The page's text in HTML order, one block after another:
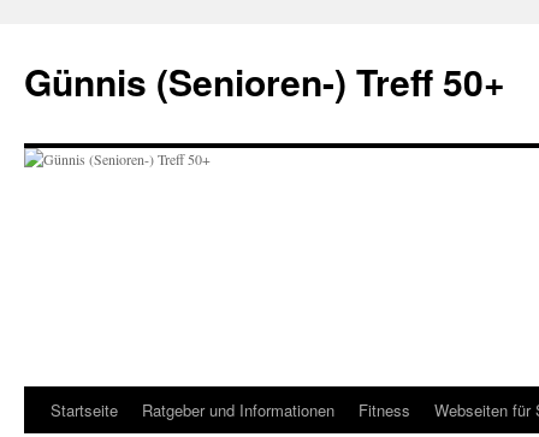
springen
Günnis (Senioren-) Treff 50+
Startseite Ratgeber und Informationen Fitness Webseiten für